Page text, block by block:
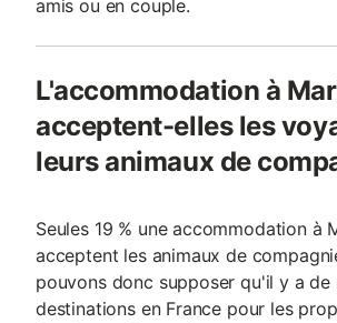
amis ou en couple.
L'accommodation à
acceptent-elles les
leurs animaux de
Seules 19 % une accommodation à
acceptent les animaux de
pouvons donc supposer qu'il y a de
destinations en France pour les